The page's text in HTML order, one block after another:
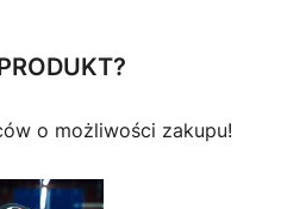
o możliwości zakupu!